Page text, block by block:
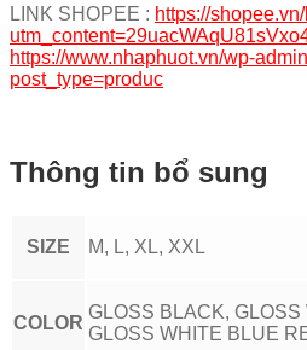
LINK SHOPEE : https://
https://www.nhaphuot.vn/wp-
post_type=produc
Thông tin bổ sung
SIZE M, L, XL, XXL
COLOR
GLOSS BLACK,
GLOSS WHITE BLUE